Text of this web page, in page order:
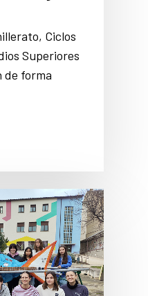
Ciclos
Superiores
de forma